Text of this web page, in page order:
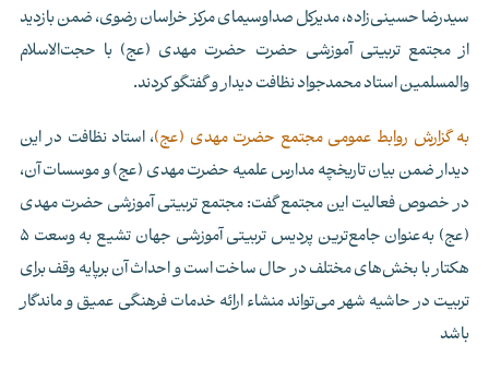
سیدرضا حسینی‌زاده، مدیرکل صداوسیمای مرکز خراسان رضوی، ضمن بازدید
از مجتمع تربیتی آموزشی حضرت حضرت مهدی (عج) با حجت‌الاسلام
والمسلمین استاد محمدجواد نظافت دیدار و گفتگو کردند.
به گزارش روابط عمومی مجتمع حضرت مهدی (عج)، استاد نظافت در این
دیدار ضمن بیان تاریخچه مدارس علمیه حضرت مهدی (عج) و موسسات آن،
در خصوص فعالیت این مجتمع گفت: مجتمع تربیتی آموزشی حضرت مهدی
(عج) به‌عنوان جامع‌ترین پردیس تربیتی آموزشی جهان تشیع به وسعت 5
هکتار با بخش‌های مختلف در حال ساخت است و احداث آن برپایه وقف برای
تربیت در حاشیه شهر می‌تواند منشاء ارائه خدمات فرهنگی عمیق و ماندگار
باشد